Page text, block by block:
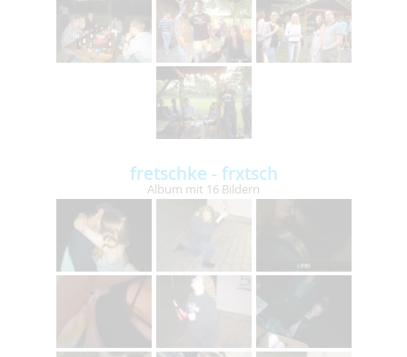
fretschke - frxtsch
Album mit 16 Bildern